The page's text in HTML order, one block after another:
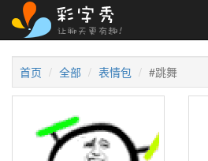
首页 全部 表情包 #跳舞